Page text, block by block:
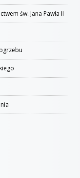
św. Jana Pawła II